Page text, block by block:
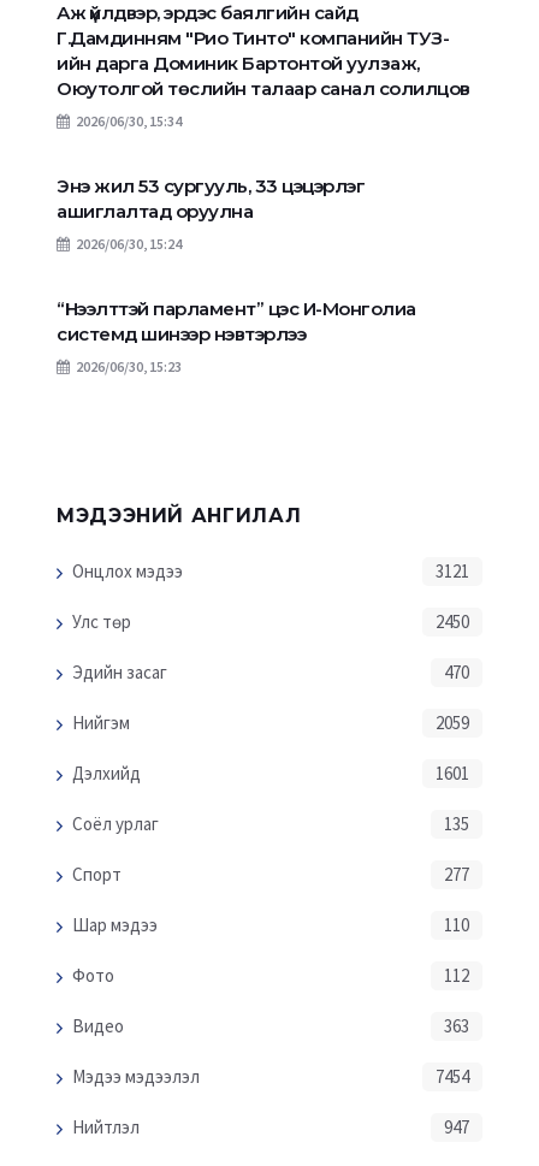
Аж үйлдвэр, эрдэс баялгийн сайд
Г.Дамдинням "Рио Тинто" компанийн ТУЗ-
ийн дарга Доминик Бартонтой уулзаж,
Оюутолгой төслийн талаар санал солилцов
2026/06/30, 15:34
Энэ жил 53 сургууль, 33 цэцэрлэг
ашиглалтад оруулна
2026/06/30, 15:24
“Нээлттэй парламент” цэс И-Монголиа
системд шинээр нэвтэрлээ
2026/06/30, 15:23
МЭДЭЭНИЙ АНГИЛАЛ
Онцлох мэдээ 3121
Улс төр 2450
Эдийн засаг 470
Нийгэм 2059
Дэлхийд 1601
Соёл урлаг 135
Спорт 277
Шар мэдээ 110
Фото 112
Видео 363
Мэдээ мэдээлэл 7454
Нийтлэл 947